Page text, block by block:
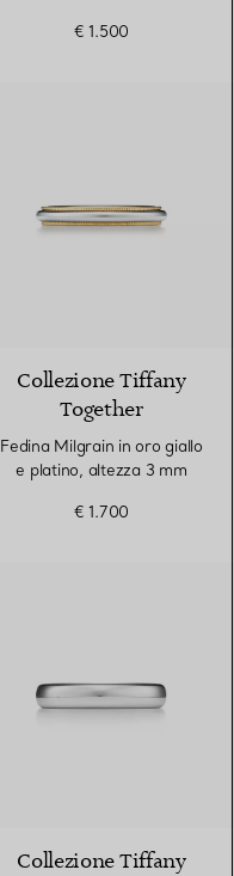
€ 1.500
Collezione Tiffany
Together
Fedina Milgrain in oro giallo
e platino, altezza 3 mm
€ 1.700
Collezione Tiffany